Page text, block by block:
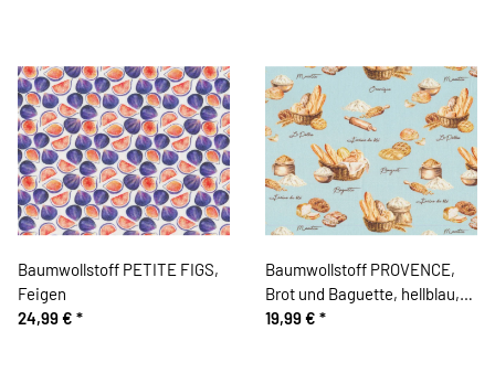
Baumwollstoff PETITE FIGS,
Feigen
24,99 € *
Baumwollstoff PROVENCE,
Brot und Baguette, hellblau,
Patricia Meyer
19,99 € *